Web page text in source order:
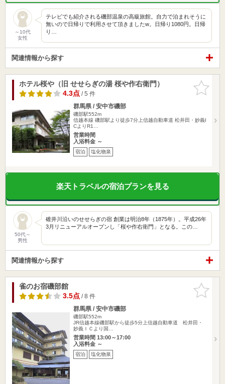
～10代
女性
テレビでも紹介される磯部温泉の高級旅館。自力で泊まれそうに
無いので日帰りで利用させて頂きましたw。日帰り1080円。日帰
り…
関連情報から探す
お気に入
りに追加
ホテル桜や（旧 せせらぎの湯 桜や作右衛門）
4.3点/ 5 件
群馬県 / 安中市磯部
磯部駅552m
信越本線 磯部駅より徒歩7分上信越自動車道 松井田・妙義I
CよりR1…
営業時間
入浴料金 ～
宿泊 塩化物泉
楽天トラベルの宿泊プランを見る
50代～
男性
碓井川沿いのせせらぎの宿 創業は明治8年（1875年）。平成26年
3月リニューアルオープンし「桜や作右衛門」となる。この…
関連情報から探す
お気に入
りに追加
雀のお宿磯部館
3.5点/ 8 件
群馬県 / 安中市磯部
磯部駅552m
JR信越本線磯部駅から徒歩5分上信越自動車道 松井田・
妙義ＩＣより国…
営業時間 13:00～17:00
入浴料金 ～
宿泊 塩化物泉